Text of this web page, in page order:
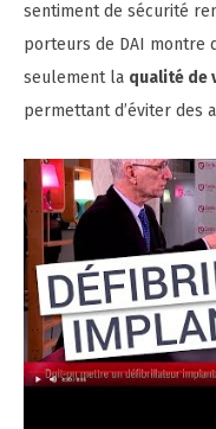
sentiment de sécurité
porteurs de DAI montre
seulement la qualité de
permettant d’éviter des